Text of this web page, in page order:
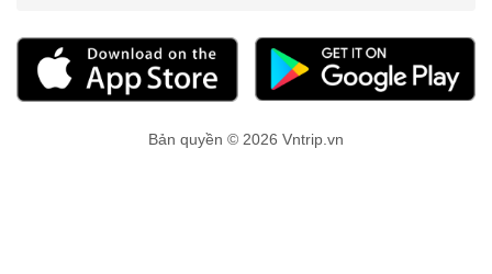
Bản quyền © 2026 Vntrip.vn